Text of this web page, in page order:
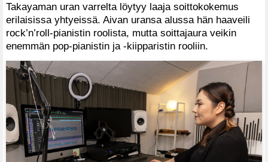
Takayaman uran varrelta löytyy laaja soittokokemus
erilaisissa yhtyeissä. Aivan uransa alussa hän haaveili
rock’n’roll-pianistin roolista, mutta soittajaura veikin
enemmän pop-pianistin ja -kiipparistin rooliin.